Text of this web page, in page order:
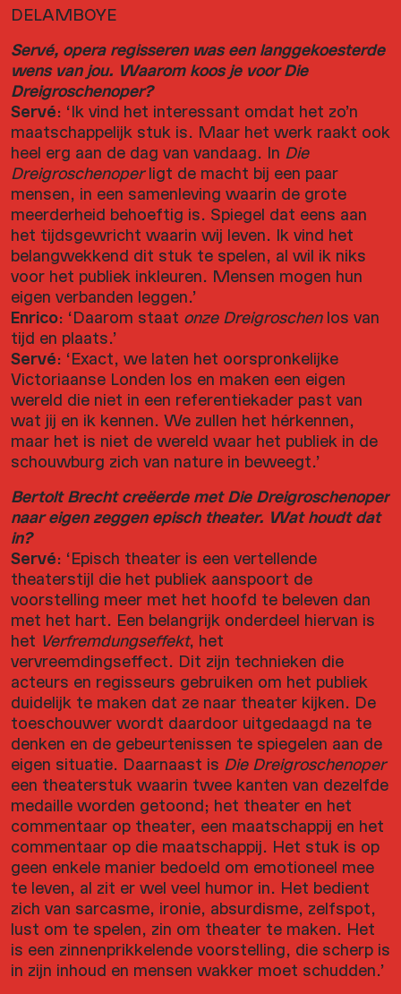
DELAMBOYE
Servé, opera regisseren was een langgekoesterde
wens van jou. Waarom koos je voor Die
Dreigroschenoper?
Servé: ‘Ik vind het interessant omdat het zo’n
maatschappelijk stuk is. Maar het werk raakt ook
heel erg aan de dag van vandaag. In Die
Dreigroschenoperligt de macht bij een paar
mensen, in een samenleving waarin de grote
meerderheid behoeftig is. Spiegel dat eens aan
het tijdsgewricht waarin wij leven. Ik vind het
belangwekkend dit stuk te spelen, al wil ik niks
voor het publiek inkleuren. Mensen mogen hun
eigen verbanden leggen.’
Enrico: ‘Daarom staat onze Dreigroschen los van
tijd en plaats.’
Servé: ‘Exact, we laten het oorspronkelijke
Victoriaanse Londen los en maken een eigen
wereld die niet in een referentiekader past van
wat jij en ik kennen. We zullen het hérkennen,
maar het is niet de wereld waar het publiek in de
schouwburg zich van nature in beweegt.’
Bertolt Brecht creëerde met Die Dreigroschenoper
naar eigen zeggen episch theater. Wat houdt dat
in?
Servé: ‘Episch theater is een vertellende
theaterstijl die het publiek aanspoort de
voorstelling meer met het hoofd te beleven dan
met het hart. Een belangrijk onderdeel hiervan is
het Verfremdungseffekt, het
vervreemdingseffect. Dit zijn technieken die
acteurs en regisseurs gebruiken om het publiek
duidelijk te maken dat ze naar theater kijken. De
toeschouwer wordt daardoor uitgedaagd na te
denken en de gebeurtenissen te spiegelen aan de
eigen situatie. Daarnaast is Die Dreigroschenoper
een theaterstuk waarin twee kanten van dezelfde
medaille worden getoond; het theater en het
commentaar op theater, een maatschappij en het
commentaar op die maatschappij. Het stuk is op
geen enkele manier bedoeld om emotioneel mee
te leven, al zit er wel veel humor in. Het bedient
zich van sarcasme, ironie, absurdisme, zelfspot,
lust om te spelen, zin om theater te maken. Het
is een zinnenprikkelende voorstelling, die scherp is
in zijn inhoud en mensen wakker moet schudden.’